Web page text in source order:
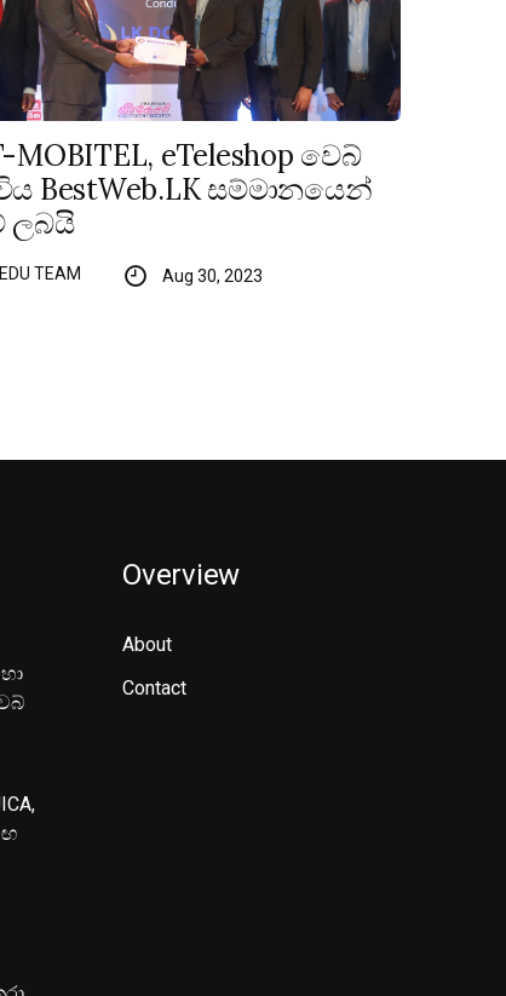
MOBITEL, eTeleshop වෙබ්
BestWeb.LK සම්මානයෙන්
ලබයි
EDU TEAM Aug 30, 2023
Overview
About
Contact